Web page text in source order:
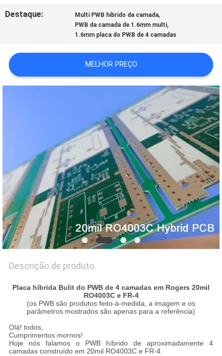
NOTÍCIAS
CASOS
MAPA
POLÍTICA
DE
PRIVACIDADE
Destaque: Multi PWB híbrido da camada,
PWB da camada de 1.6mm multi,
1.6mm placa do PWB de 4 camadas
MELHOR PREÇO
Descrição de produto
Placa híbrida Bulit do PWB de 4 camadas em Rogers 20mil
RO4003C e FR-4
(os PWB são produtos feito-à-medida, a imagem e os
parâmetros mostrados são apenas para a referência)
Olá! todos,
Cumprimentos mornos!
Hoje nós falamos o PWB híbrido de aproximadamente 4
camadas construído em 20mil RO4003C e FR-4.